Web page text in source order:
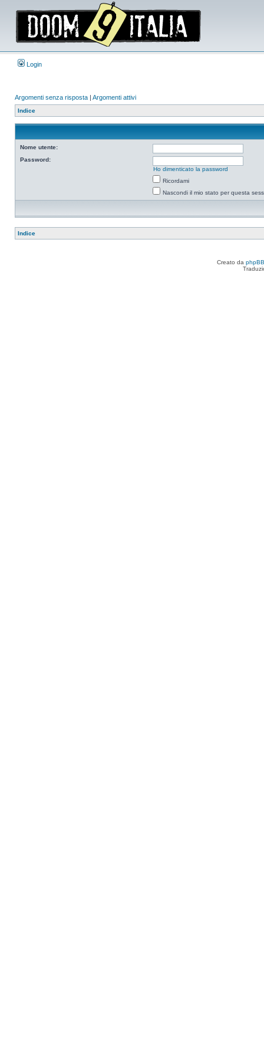
Login
Argomenti senza risposta | Argomenti attivi
Indice
Nome utente:
Password:
Ho dimenticato la password
Ricordami
Nascondi il mio stato per questa
Indice
Creato da phpBB